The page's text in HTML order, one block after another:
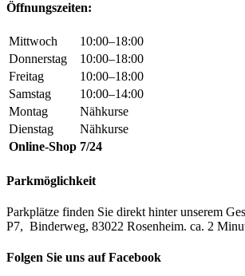
Öffnungszeiten:
Mittwoch
10:00–18:00
Donnerstag
10:00–18:00
Freitag
10:00–18:00
Samstag
10:00–14:00
Montag
Nähkurse
Dienstag
Nähkurse
Online-Shop 7/24
Parkmöglichkeit
Parkplätze finden Sie direkt hinter unserem
P7, Binderweg, 83022 Rosenheim. ca. 2
Folgen Sie uns auf Facebook